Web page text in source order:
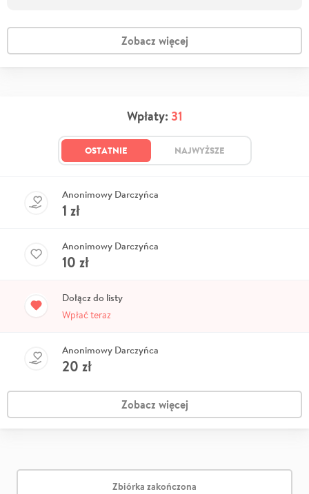
Zobacz więcej
Wpłaty: 31
OSTATNIE NAJWYŻSZE
Anonimowy Darczyńca
1 zł
Anonimowy Darczyńca
10 zł
Dołącz do listy
Wpłać teraz
Anonimowy Darczyńca
20 zł
Zobacz więcej
Zbiórka zakończona